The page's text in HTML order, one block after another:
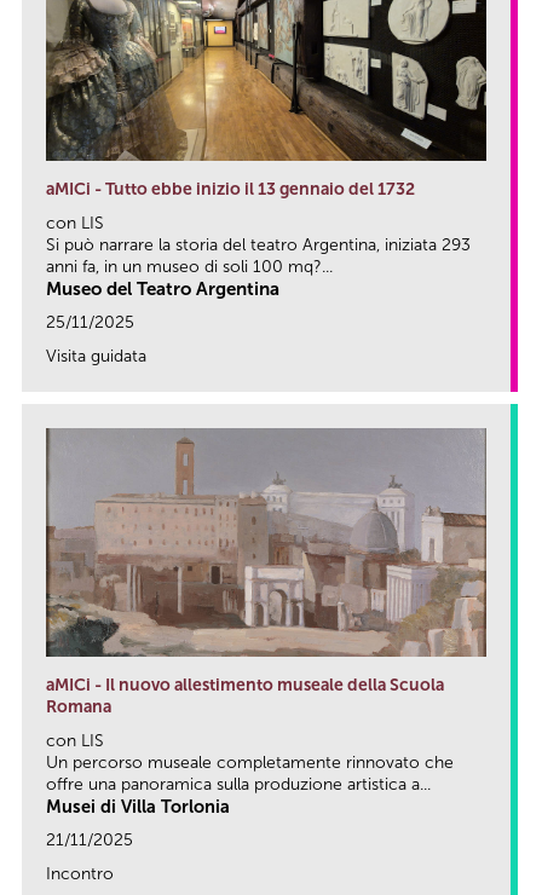
aMICi - Tutto ebbe inizio il 13 gennaio del 1732
con LIS
Si può narrare la storia del teatro Argentina, iniziata 293
anni fa, in un museo di soli 100 mq?...
Museo del Teatro Argentina
25/11/2025
Visita guidata
aMICi - Il nuovo allestimento museale della Scuola
Romana
con LIS
Un percorso museale completamente rinnovato che
offre una panoramica sulla produzione artistica a...
Musei di Villa Torlonia
21/11/2025
Incontro